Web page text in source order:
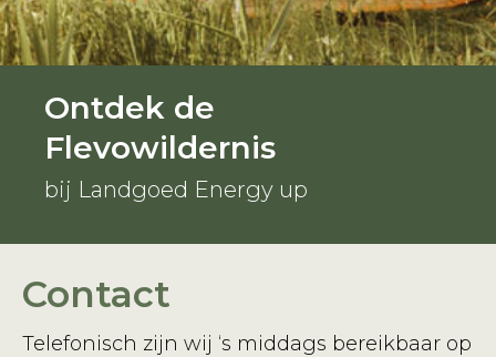
Ontdek de
Flevowildernis
bij Landgoed Energy up
Contact
Telefonisch zijn wij ‘s middags bereikbaar op